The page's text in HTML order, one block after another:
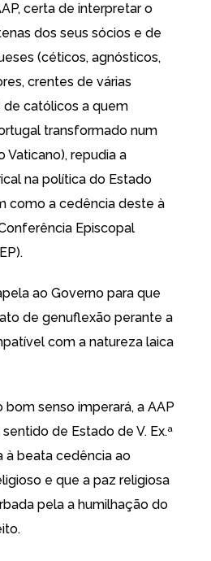
certa de interpretar o
dos seus sócios e de
(céticos, agnósticos,
crentes de várias
de católicos a quem
transformado num
Vaticano), repudia a
na política do Estado
como a cedência deste à
Episcopal
ao Governo para que
de genuflexão perante a
com a natureza laica
bom senso imperará, a AAP
de Estado de V. Ex.ª
à beata cedência ao
e que a paz religiosa
pela a humilhação do